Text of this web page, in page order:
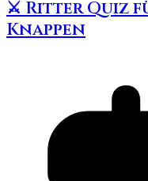
⚔️ Ritter Quiz
Knappen